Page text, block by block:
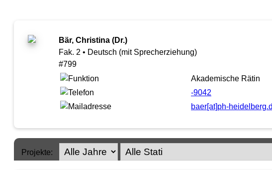
Bär, Christina (Dr.)
Fak. 2 • Deutsch (mit Sprecherziehung)
#799
Akademische Rätin
-9042
baer[at]ph-
Projekte: